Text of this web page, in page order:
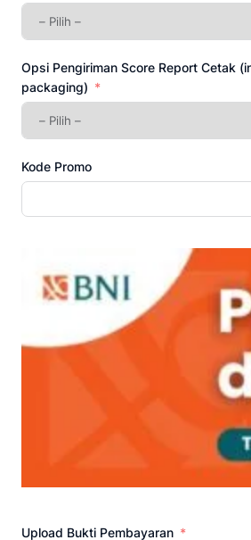
Opsi Pengiriman Score Report Cetak
packaging)
Kode Promo
Upload Bukti Pembayaran